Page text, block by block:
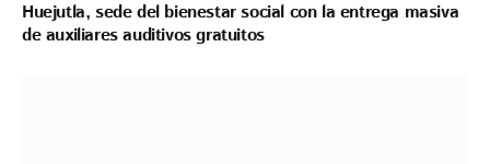
Huejutla, sede del bienestar social con la entrega masiva
de auxiliares auditivos gratuitos